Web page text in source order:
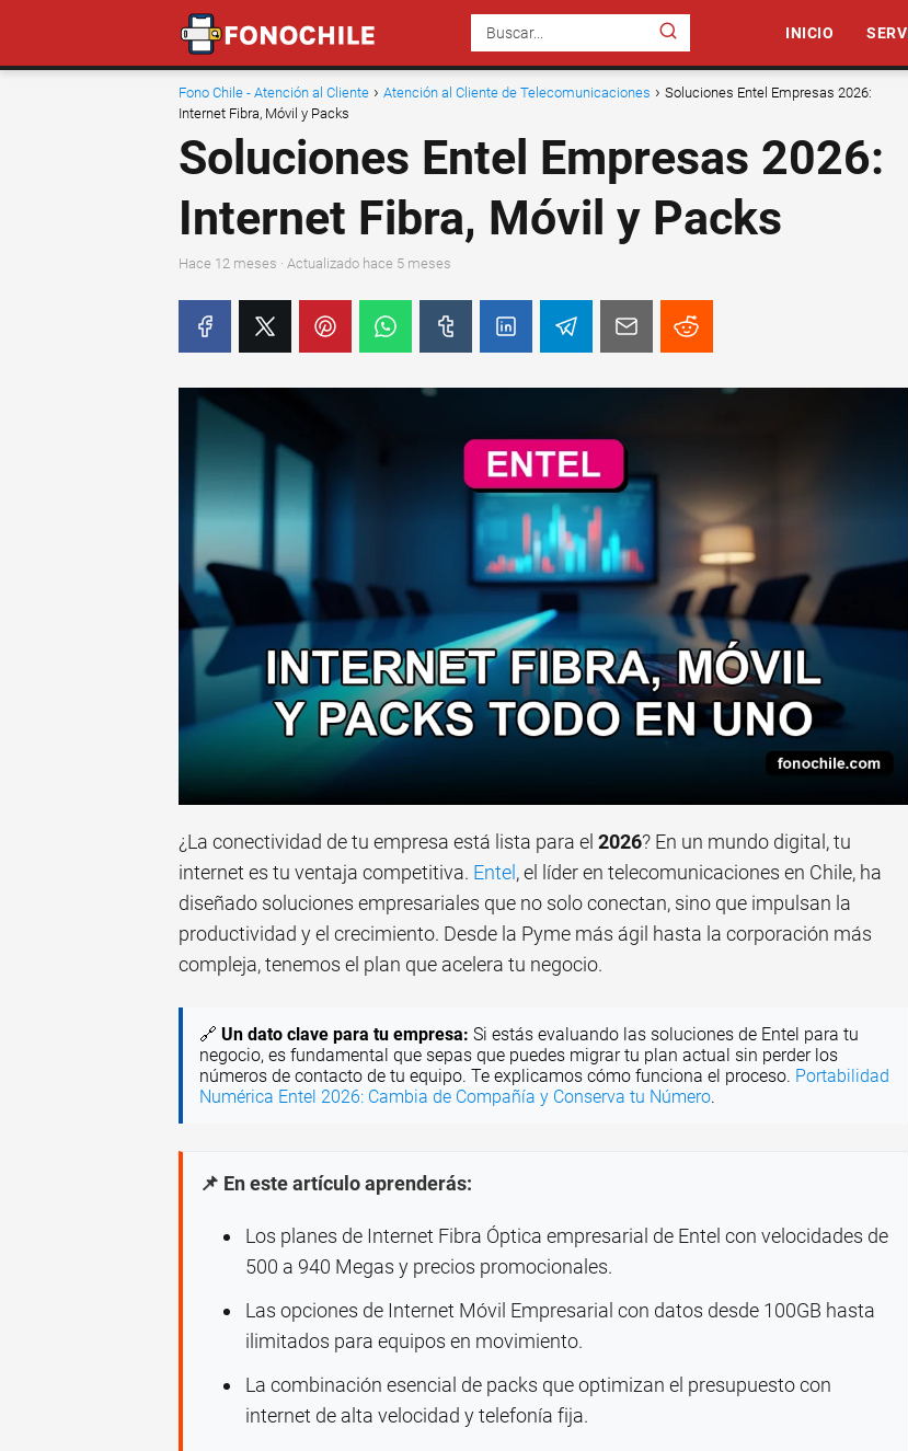
INICIO
Fono Chile - Atención al Cliente Atención al Cliente de Telecomunicaciones
Soluciones Entel Empresas 2026:
Internet Fibra, Móvil y Packs
Soluciones Entel Empresas 2026:
Internet Fibra, Móvil y Packs
hace 12 meses · Actualizado hace 5 meses
¿La conectividad de tu empresa está lista para el 2026? En un mundo digital, tu
internet es tu ventaja competitiva. Entel , el líder en telecomunicaciones en Chile, ha
diseñado soluciones empresariales que no solo conectan, sino que impulsan la
productividad y el crecimiento. Desde la Pyme más ágil hasta la corporación más
compleja, tenemos el plan que acelera tu negocio.
🔗 Un dato clave para tu empresa: Si estás evaluando las soluciones de Entel para tu
negocio, es fundamental que sepas que puedes migrar tu plan actual sin perder los
números de contacto de tu equipo. Te explicamos cómo funciona el proceso. Portabilidad
Numérica Entel 2026: Cambia de Compañía y Conserva tu Número.
📌 En este artículo aprenderás:
Los planes de Internet Fibra Óptica empresarial de Entel con velocidades de
500 a 940 Megas y precios promocionales.
Las opciones de Internet Móvil Empresarial con datos desde 100GB hasta
ilimitados para equipos en movimiento.
La combinación esencial de packs que optimizan el presupuesto con
internet de alta velocidad y telefonía fija.